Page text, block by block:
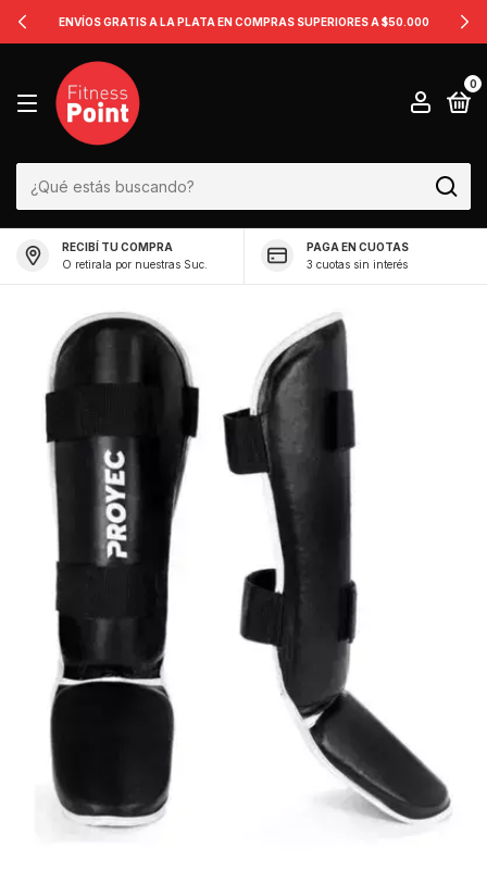
ENVÍOS GRATIS A LA PLATA EN COMPRAS SUPERIORES A $50.000
0
RECIBÍ TU COMPRA
O retirala por nuestras Suc.
PAGA EN CUOTAS
3 cuotas sin interés